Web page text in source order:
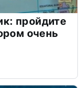
пройдите
очень